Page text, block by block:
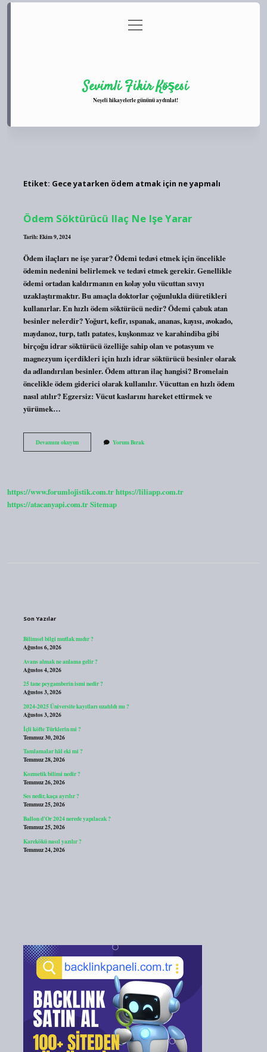
Gizlilik Politikası
menüyü
aç
Sevimli Fikir Köşesi
Neşeli hikayelerle gününü aydınlat!
Etiket: Gece yatarken ödem atmak için ne yapmalı
Ödem Söktürücü Ilaç Ne Işe Yarar
Tarih: Ekim 9, 2024
Ödem ilaçları ne işe yarar? Ödemi tedavi etmek için öncelikle
ödemin nedenini belirlemek ve tedavi etmek gerekir. Genellikle
ödemi ortadan kaldırmanın en kolay yolu vücuttan sıvıyı
uzaklaştırmaktır. Bu amaçla doktorlar çoğunlukla diüretikleri
kullanırlar. En hızlı ödem söktürücü nedir? Ödemi çabuk atan
besinler nelerdir? Yoğurt, kefir, ıspanak, ananas, kayısı, avokado,
maydanoz, turp, tatlı patates, kuşkonmaz ve karahindiba gibi
birçoğu idrar söktürücü özelliğe sahip olan ve potasyum ve
magnezyum içerdikleri için hızlı idrar söktürücü besinler olarak
da adlandırılan besinler. Ödem attıran ilaç hangisi? Bromelain
öncelikle ödem giderici olarak kullanılır. Vücuttan en hızlı ödem
nasıl atılır? Egzersiz: Vücut kaslarını hareket ettirmek ve
yürümek…
Devamını okuyunÖdem
Söktürücü
Yorum Bırak
https://www.forumlojistik.com.trhttps://liliapp.com.tr
https://atacanyapi.com.trSitemap
Son Yazılar
Bilimsel bilgi mutlak mıdır ?
Ağustos 6, 2026
Avans almak ne anlama gelir ?
Ağustos 4, 2026
25 tane peygamberin ismi nedir ?
Ağustos 3, 2026
2024-2025 Üniversite kayıtları uzatıldı mı ?
Ağustos 3, 2026
İçli köfte Türklerin mi ?
Temmuz 30, 2026
Tamlamalar hâl eki mi ?
Temmuz 28, 2026
Kozmetik bilimi nedir ?
Temmuz 26, 2026
Ses nedir, kaça ayrılır ?
Temmuz 25, 2026
Ballon d’Or 2024 nerede yapılacak ?
Temmuz 25, 2026
Karekökü nasıl yazılır ?
Temmuz 24, 2026